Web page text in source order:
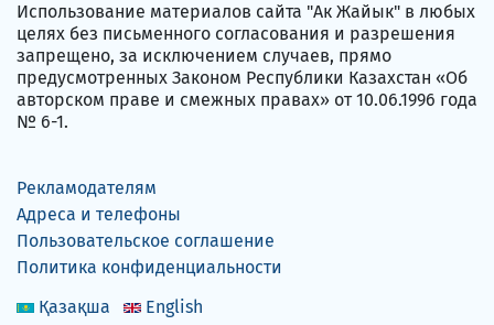
Использование материалов сайта "Ак Жайык" в любых
целях без письменного согласования и разрешения
запрещено, за исключением случаев, прямо
предусмотренных Законом Республики Казахстан «Об
авторском праве и смежных правах» от 10.06.1996 года
№ 6-1.
Рекламодателям
Адреса и телефоны
Пользовательское соглашение
Политика конфиденциальности
Қазақша
English